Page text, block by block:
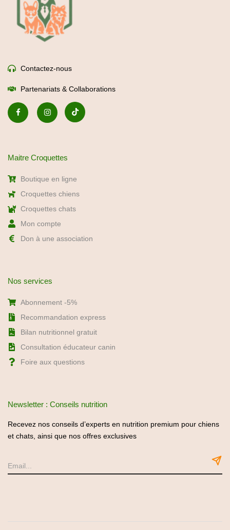
Partenariats & Collaborations
Boutique en ligne
Croquettes chiens
Don à une association
Nos services
Abonnement -5%
Recommandation express
Foire aux questions
Newsletter : Conseils nutrition
Recevez nos conseils d’experts en nutrition premium pour chiens
et chats, ainsi que nos offres exclusives
Politique de confidentialité Mentions légales